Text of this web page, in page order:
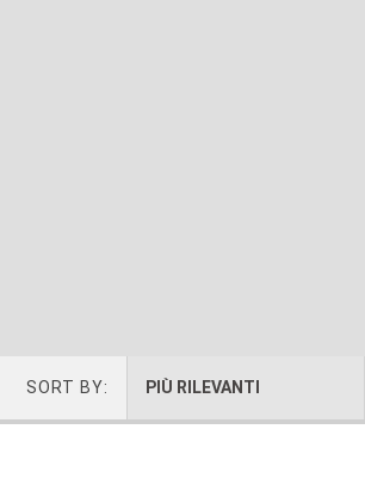
SORT BY: PIÙ RILEVANTI